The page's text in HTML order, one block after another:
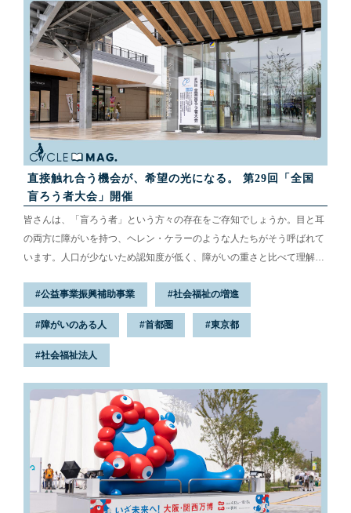
（高分子）※を用いることで、その課題が解決されようとしています。
今回は研究の詳細と...
直接触れ合う機会が、希望の光になる。 第29回「全国
盲ろう者大会」開催
皆さんは、「盲ろう者」という方々の存在をご存知でしょうか。目と耳
の両方に障がいを持つ、ヘレン・ケラーのような人たちがそう呼ばれて
います。人口が少ないため認知度が低く、障がいの重さと比べて理解や
員が集まり、福祉のあり方について話し合い、交流を深めるためのイベ
ント「全国盲ろう者大会」（主催：社会福祉法人 全国盲ろう者協会）
が、2025年10月24日（金）から26（日）の3日間、宇都宮市のライト
キューブ宇都宮で開催されました。今回は、本大会が盲ろう者や通訳・
介助員の方々に与える影響や意義を、会場レポートや主催者の声を交え
ながらお届...
公益事業振興補助事業 社会福祉の増進
障がいのある人 首都圏 東京都
社会福祉法人